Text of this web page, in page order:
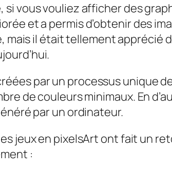
si vous vouliez afficher des
et a permis d’obtenir des
il était tellement apprécié
par un processus unique
de couleurs minimaux. En
par un ordinateur.
jeux en pixelsArt ont fait un
: